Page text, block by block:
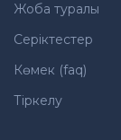
Жоба туралы
Серіктестер
Көмек (faq)
Тіркелу